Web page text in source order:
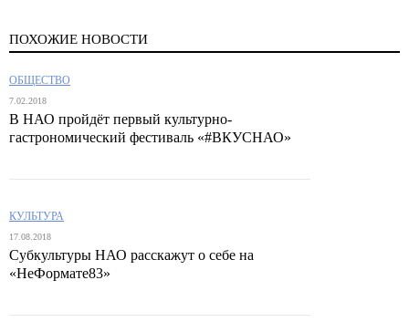
ПОХОЖИЕ НОВОСТИ
ОБЩЕСТВО
7.02.2018
В НАО пройдёт первый культурно-
гастрономический фестиваль «#ВКУСНАО»
КУЛЬТУРА
17.08.2018
Субкультуры НАО расскажут о себе на
«НеФормате83»